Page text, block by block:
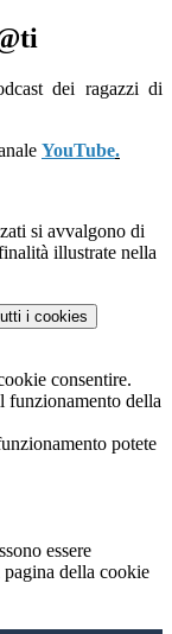
dei ragazzi di
YouTube.
si avvalgono di
illustrate nella
i cookies
consentire.
funzionamento della
potete
essere
della cookie